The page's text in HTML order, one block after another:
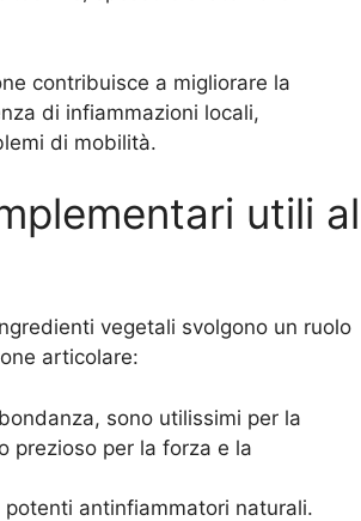
contribuisce a migliorare la
di infiammazioni locali,
di mobilità.
utili al
vegetali svolgono un ruolo
articolare:
sono utilissimi per la
prezioso per la forza e la
antinfiammatori naturali.